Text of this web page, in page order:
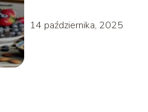
14 października, 2025